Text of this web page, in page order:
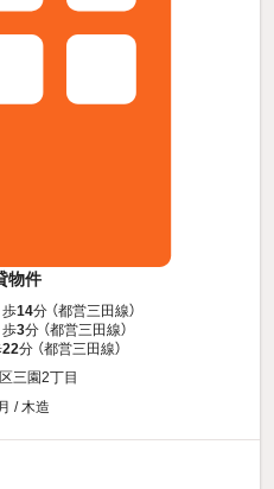
物件
14分 （都営三田線）
3分 （都営三田線）
22分 （都営三田線）
三園2丁目
/ 木造